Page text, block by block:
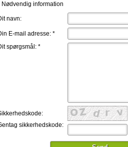
Nødvendig information
navn:
E-mail adresse: *
spørgsmål: *
sikkerhedskode: